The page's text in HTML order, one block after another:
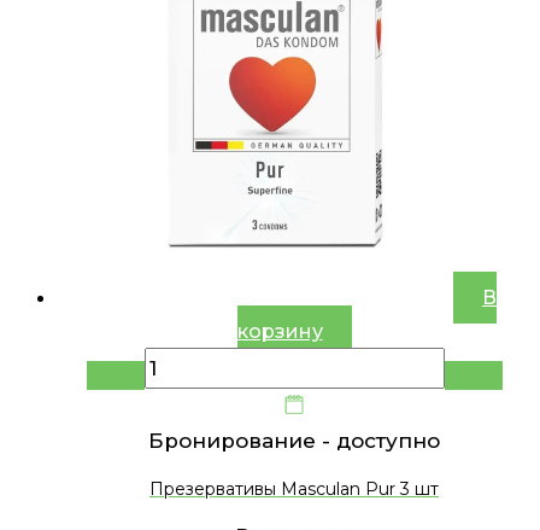
В
корзину
Бронирование - доступно
Презервативы Masculan Pur 3 шт